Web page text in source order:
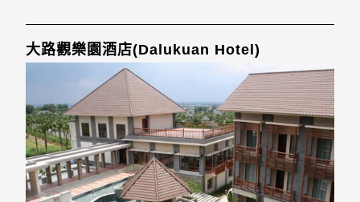
大路觀樂園酒店(Dalukuan Hotel)